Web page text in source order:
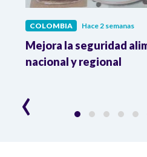
COLOMBIA Hace 2 semanas
Mejora la seguridad
nacional y regional
‹